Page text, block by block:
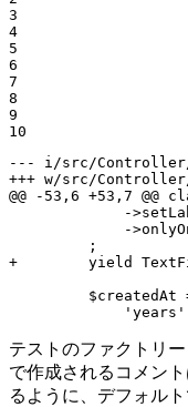
3
4
5
6
7
8
9
10
--- i/src/Controller/
+++ w/src/Controller/
@@ -53,6 +53,7
-
-
+        yield
$createdAt
テストのファクトリ
で作成されるコメン
るように、デフォル